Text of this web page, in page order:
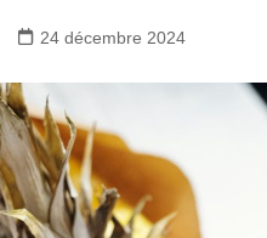
24 décembre 2024